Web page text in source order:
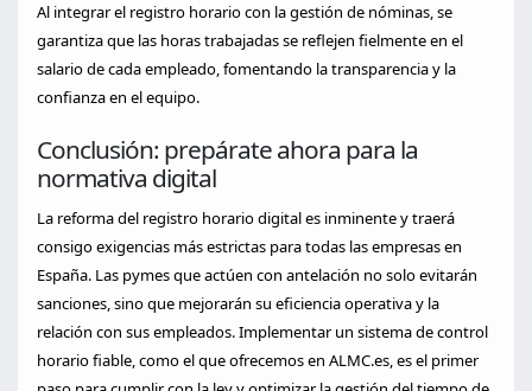
Al integrar el registro horario con la gestión de nóminas, se
garantiza que las horas trabajadas se reflejen fielmente en el
salario de cada empleado, fomentando la transparencia y la
confianza en el equipo.
Conclusión: prepárate ahora para la
normativa digital
La reforma del registro horario digital es inminente y traerá
consigo exigencias más estrictas para todas las empresas en
España. Las pymes que actúen con antelación no solo evitarán
sanciones, sino que mejorarán su eficiencia operativa y la
relación con sus empleados. Implementar un sistema de control
horario fiable, como el que ofrecemos en ALMC.es, es el primer